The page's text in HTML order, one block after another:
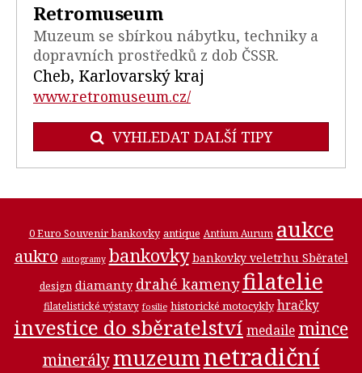
Retromuseum
Muzeum se sbírkou nábytku, techniky a
dopravních prostředků z dob ČSSR.
Cheb, Karlovarský kraj
www.retromuseum.cz/
VYHLEDAT DALŠÍ TIPY
0 Euro Souvenir bankovky antique Antium Aurum aukce
aukro autogramy bankovky bankovky veletrhu Sběratel
design diamanty drahé kamenyfilatelie
filatelistické výstavy fosilie historické motocykly hračky
investice do sběratelství medaile mince
minerálymuzeumnetradiční